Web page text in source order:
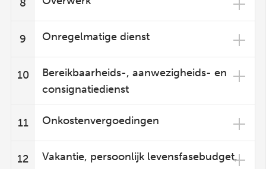
8
9 Onregelmatige dienst
10
Bereikbaarheids-, aanwezigheids- en
consignatiedienst
11 Onkostenvergoedingen
12
Vakantie, persoonlijk levensfasebudget,